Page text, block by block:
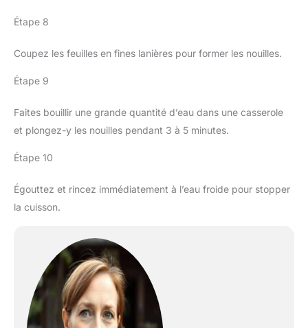
Étape 8
Coupez les feuilles en fines lanières pour former les nouilles.
Étape 9
Faites bouillir une grande quantité d’eau dans une casserole
et plongez-y les nouilles pendant 3 à 5 minutes.
Étape 10
Égouttez et rincez immédiatement à l’eau froide pour stopper
la cuisson.